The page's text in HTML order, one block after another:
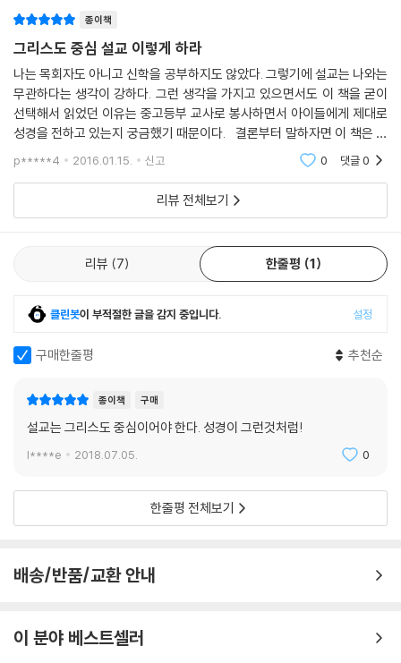
선포될 것이다. 이 책을 통해 한국 교회 강단에 오직 그리스도만 높아질 수
있길 간절히 소망한다.
- 김은호(오륜교회 담임목사)
특별히 이 책의 장점은 하나님의 은혜가 선포되고 그에 대한 반응으로 거
룩한 삶을 살게 하는 설교의 구조를 탁월하게 제시하고 있다는 것이다. 교
인들과 교회를 살리고 회복하는 일이 설교 사역을 통해서 이루어진다고 확
신하는 설교자들은 필히 이 책을 일독하시기를 추천한다.
- 이상흥(광신대학교 교수)
이 책은 ‘설교는 할수록 어렵다’는 목회자들의 마음에 든든한 행복감을 느
끼게 만든다. 예문을 하나하나 따라가다 보면 어느새 그리스도 중심의 자
리에 서 있게 되는 자신을 느낄 수 있게 될 것이다.
워주고 정확하고도 생생하게 각인되는 설교를 하기란 쉬운 일이 아니다.
도가 된다.
- 데니스 E. 존슨(캘리포니아 웨스트민스터 신학대학원 교수)
설교학 분야에 획기적인 이바지를 할 책이다. 그의 뛰어난 재능과 통찰을
신학이 고스란히 녹아들어 있다.
- 스콧 M. 깁슨(고든 콘웰 신학대학원 교수, 해돈 W. 로빈슨 설교 센터 책
상상력과 노련미를 유감없이 발휘해 삶대로 설교하기를 가르쳐준 책이다.
리가 가득히 담겨 있다. 설교자가 자신의 지식과 마음을 열어서 이렇게 후
종이책
그리스도 중심 설교 이렇게 하라
나는 목회자도 아니고 신학을 공부하지도 않았다. 그렇기에 설교는 나와는
무관하다는 생각이 강하다. 그런 생각을 가지고 있으면서도 이 책을 굳이
선택해서 읽었던 이유는 중고등부 교사로 봉사하면서 아이들에게 제대로
성경을 전하고 있는지 궁금했기 때문이다. 결론부터 말하자면 이 책은 한
편으론 목사님들의 설교를 위한 책이지만 또 다른 한편으론 한 영혼을 사
랑하는 모든
p*****4 2016.01.15. 신고 0 댓글0
리뷰 전체보기
리뷰 7 한줄평 1
클린봇이 부적절한 글을 감지 중입니다. 설정
구매한줄평 추천순
종이책 구매
설교는 그리스도 중심이어야 한다. 성경이 그런것처럼!
l****e 2018.07.05. 0
한줄평 전체보기
배송/반품/교환 안내
이 분야 베스트셀러